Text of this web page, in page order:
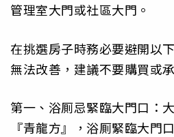
管理室大門或社區大門。
在挑選房子時務必要避開以
無法改善，建議不要購買或
第一、浴厠忌緊臨大門口：
『青龍方』，浴厠緊臨大門